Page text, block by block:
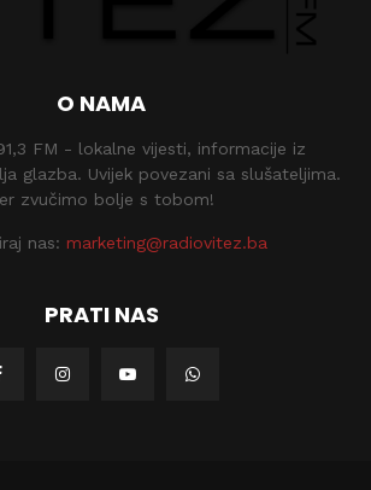
O NAMA
FM - lokalne vijesti, informacije iz
glazba. Uvijek povezani sa slušateljima.
zvučimo bolje s tobom!
nas: marketing@radiovitez.ba
PRATI NAS